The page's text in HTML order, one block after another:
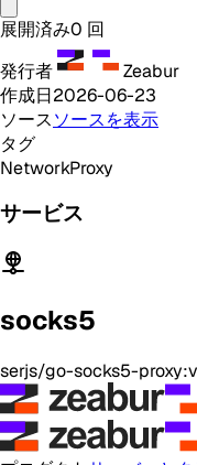
展開済み0 回
発行者
Zeabur
作成日2026-06-23
ソースソースを表示
タグ
NetworkProxy
サービス
socks5
serjs/go-socks5-